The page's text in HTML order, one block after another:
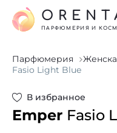
ПАРФЮМЕРИЯ И
Парфюмерия
Fasio Light Blue
В избранное
Emper Fasio